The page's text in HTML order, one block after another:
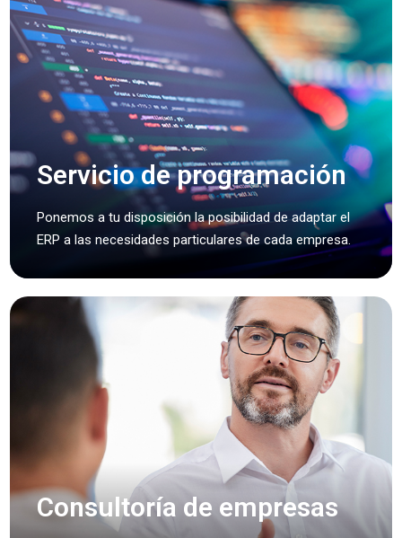
Servicio de programación
Ponemos a tu disposición la posibilidad de adaptar el
ERP a las necesidades particulares de cada empresa.
Consultoríade empresas